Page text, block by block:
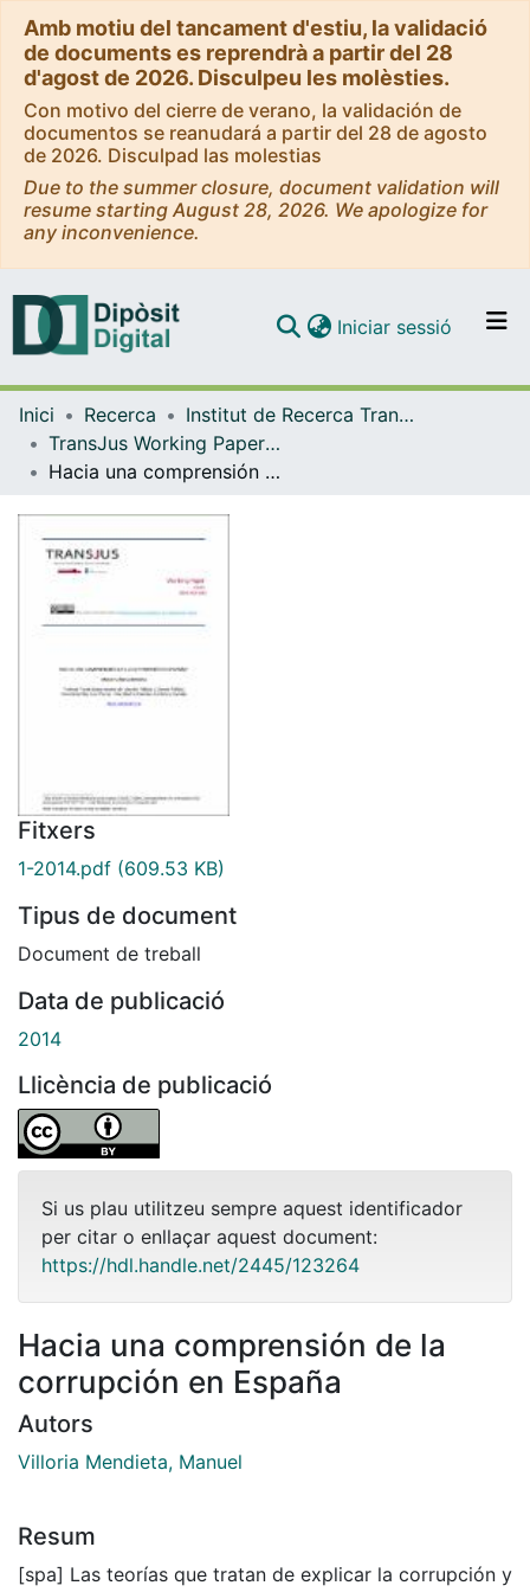
Amb motiu del tancament d'estiu, la validació
de documents es reprendrà a partir del 28
d'agost de 2026. Disculpeu les molèsties.
Con motivo del cierre de verano, la validación de
documentos se reanudará a partir del 28 de agosto
de 2026. Disculpad las molestias
Due to the summer closure, document validation will
resume starting August 28, 2026. We apologize for
any inconvenience.
Navega per tot el DD
Iniciar sessió (current)
Inici Recerca
Institut de Recerca TransJus
TransJus Working Papers Publications (Institut de Recerca TransJus)
Hacia una comprensión de la corrupción en España
Fitxers
1-2014.pdf (609.53 KB)
Tipus de document
Document de treball
Data de publicació
2014
Llicència de publicació
Si us plau utilitzeu sempre aquest identificador
per citar o enllaçar aquest document:
https://hdl.handle.net/2445/123264
Hacia una comprensión de la
corrupción en España
Autors
Villoria Mendieta, Manuel
Resum
[spa] Las teorías que tratan de explicar la corrupción y